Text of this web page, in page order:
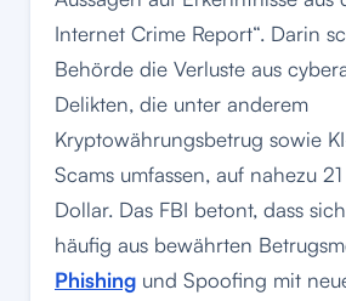
Internet Crime Report“. Darin
Behörde die Verluste aus
Delikten, die unter anderem
Kryptowährungsbetrug sowie
Scams umfassen, auf nahezu
Dollar. Das FBI betont, dass
häufig aus bewährten
Phishing und Spoofing mit